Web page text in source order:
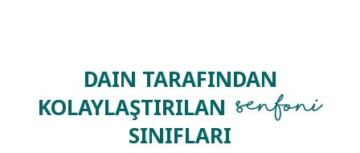
DAIN TARAFINDAN
KOLAYLAŞTIRILANSenfoni
SINIFLARI